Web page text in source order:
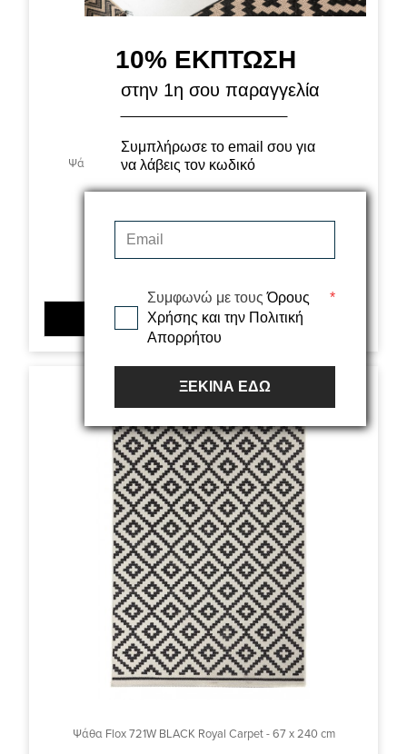
Ψάθα Flox 721W BLACK Royal Carpet - 200 x 285 cm
ΠΡΟΣΘΗΚΗ ΣΤΟ ΚΑΛΑΘΙ
Ψάθα Flox 721W BLACK Royal Carpet - 67 x 240 cm
10% ΕΚΠΤΩΣΗ
στην 1η σου παραγγελία
Συμπλήρωσε το email σου για
να λάβεις τον κωδικό
Συμφωνώ με τουςΌρους
Χρήσης και την Πολιτική
Απορρήτου
*
ΞΕΚΙΝΑ ΕΔΩ